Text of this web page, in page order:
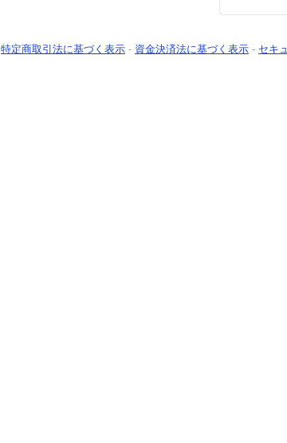
特定商取引法に基づく表示 - 資金決済法に基づく表示 - セキ